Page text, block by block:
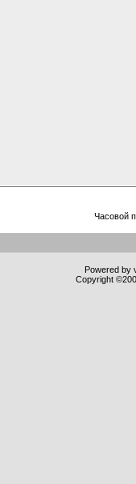
Часовой
Powered by
Copyright